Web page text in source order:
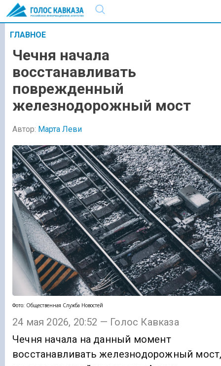
ГЛАВНОЕ
Чечня начала
восстанавливать
поврежденный
железнодорожный мост
Автор: Марта Леви
Фото: Общественная Служба Новостей
24 мая 2026, 20:52 — Голос Кавказа
Чечня начала на данный момент
восстанавливать железнодорожный